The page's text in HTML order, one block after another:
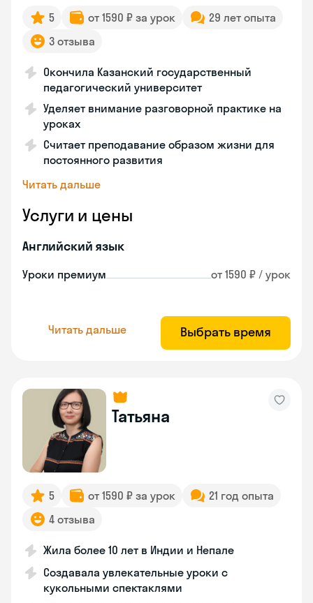
5 от 1590 ₽ за урок
29 лет опыта
3 отзыва
Окончила Казанский государственный
педагогический университет
Уделяет внимание разговорной практике на
уроках
Считает преподавание образом жизни для
постоянного развития
Читать дальше
Услуги и цены
Английский язык
Уроки премиум от 1590 ₽ / урок
Читать дальше Выбрать время
Татьяна
5 от 1590 ₽ за урок
21 год опыта
4 отзыва
Жила более 10 лет в Индии и Непале
Создавала увлекательные уроки с
кукольными спектаклями